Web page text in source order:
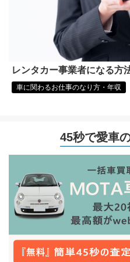
レンタカー事業者になる方
車に関わるお仕事のなり方・年収
45秒で愛車